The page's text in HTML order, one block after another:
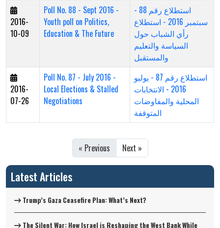
2016-
10-09
Poll No. 88 - Sept 2016 -
Youth poll on Politics,
Education & The Future
استطلاع رقم 88 -
سبتمبر 2016 - استطلاع
رأي الشباب حول
السياسة والتعليم
والمستقبل
2016-
07-26
Poll No. 87 - July 2016 -
Local Elections & Stalled
Negotiations
استطلاع رقم 87 - يوليو
2016 - الانتخابات
المحلية والمفاوضات
المتوقفة
« Previous Next »
Latest Articles
Trump’s Gaza Ceasefire Plan: What’s Next?
The Silent War: How Israel is Reshaping the West Bank While